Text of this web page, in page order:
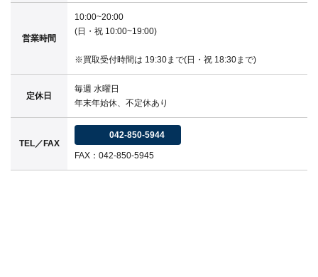
営業時間
10:00~20:00
(日・祝 10:00~19:00)
※買取受付時間は 19:30まで(日・祝 18:30まで)
定休日
毎週 水曜日
年末年始休、不定休あり
TEL／FAX
042-850-5944
FAX：042-850-5945